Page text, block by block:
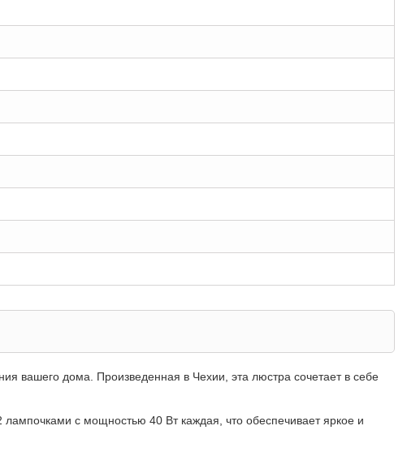
вашего дома. Произведенная в Чехии, эта люстра сочетает в себе
с мощностью 40 Вт каждая, что обеспечивает яркое и